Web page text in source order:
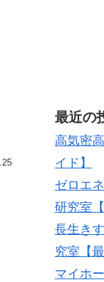
最近の
高気密
イド】
ゼロエ
研究室
長生き
究室【
マイホ